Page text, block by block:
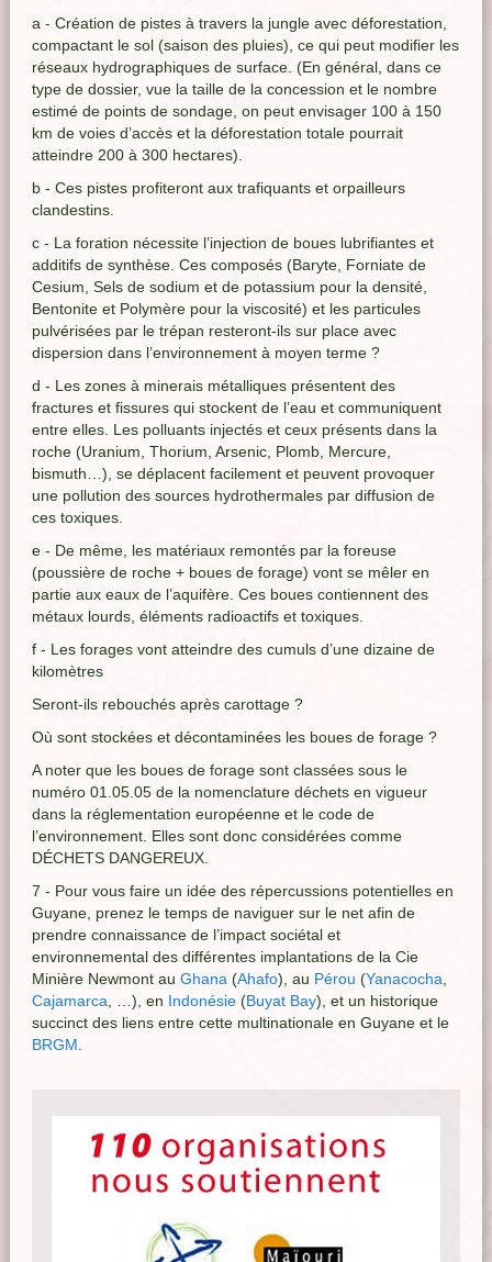
a - Création de pistes à travers la jungle avec déforestation,
compactant le sol (saison des pluies), ce qui peut modifier les
réseaux hydrographiques de surface. (En général, dans ce
type de dossier, vue la taille de la concession et le nombre
estimé de points de sondage, on peut envisager 100 à 150
km de voies d’accès et la déforestation totale pourrait
atteindre 200 à 300 hectares).
b - Ces pistes profiteront aux trafiquants et orpailleurs
clandestins.
c - La foration nécessite l’injection de boues lubrifiantes et
additifs de synthèse. Ces composés (Baryte, Forniate de
Cesium, Sels de sodium et de potassium pour la densité,
Bentonite et Polymère pour la viscosité) et les particules
pulvérisées par le trépan resteront-ils sur place avec
dispersion dans l’environnement à moyen terme ?
d - Les zones à minerais métalliques présentent des
fractures et fissures qui stockent de l’eau et communiquent
entre elles. Les polluants injectés et ceux présents dans la
roche (Uranium, Thorium, Arsenic, Plomb, Mercure,
bismuth…), se déplacent facilement et peuvent provoquer
une pollution des sources hydrothermales par diffusion de
ces toxiques.
e - De même, les matériaux remontés par la foreuse
(poussière de roche + boues de forage) vont se mêler en
partie aux eaux de l’aquifère. Ces boues contiennent des
métaux lourds, éléments radioactifs et toxiques.
f - Les forages vont atteindre des cumuls d’une dizaine de
kilomètres
Seront-ils rebouchés après carottage ?
Où sont stockées et décontaminées les boues de forage ?
A noter que les boues de forage sont classées sous le
numéro 01.05.05 de la nomenclature déchets en vigueur
dans la réglementation européenne et le code de
l’environnement. Elles sont donc considérées comme
DÉCHETS DANGEREUX.
7 - Pour vous faire un idée des répercussions potentielles en
Guyane, prenez le temps de naviguer sur le net afin de
prendre connaissance de l’impact sociétal et
environnemental des différentes implantations de la Cie
Minière Newmont au Ghana (Ahafo), au Pérou (Yanacocha
Cajamarca , …), en Indonésie(Buyat Bay), et un historique
succinct des liens entre cette multinationale en Guyane et le
BRGM